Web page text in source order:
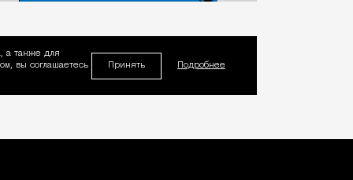
а также для
вы соглашаетесь
Принять Подробнее